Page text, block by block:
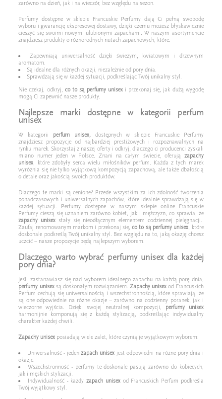
zarówno na dzień, jak i na wieczór, bez względu na sezon.
Perfumy dostępne w sklepie Francuskie Perfumy dają Ci pełną swobodę
wyboru i gwarancję ekspresowej dostawy, dzięki czemu możesz błyskawicznie
cieszyć się swoimi nowymi ulubionymi zapachami. W naszym asortymencie
znajdziesz produkty o różnorodnych nutach zapachowych, które:
Zapewniają uniwersalność dzięki świeżym, kwiatowym i drzewnym
aromatom.
Są idealne dla różnych okazji, niezależnie od pory dnia.
Sprawdzają się w każdej sytuacji, podkreślając Twój unikalny styl.
Nie czekaj, odkryj, co to są perfumy unisex i przekonaj się, jak dużą wygodę
mogą Ci zapewnić nasze produkty.
Najlepsze marki dostępne w kategorii perfum
unisex
W kategorii perfum unisex, dostępnych w sklepie Francuskie Perfumy
znajdziesz propozycje od najbardziej prestiżowych i rozpoznawalnych na
rynku marek. Skorzystaj z naszej oferty i odkryj, dlaczego ci producenci zyskali
miano numer jeden w Polsce. Znani na całym świecie, oferują zapachy
unisex , które zdobyły serca wielu miłośników perfum. Każda z tych marek
wyróżnia się nie tylko wyjątkową kompozycją zapachową, ale także dbałością
o detale oraz jakością swoich produktów.
Dlaczego te marki są cenione? Przede wszystkim za ich zdolność tworzenia
ponadczasowych i uniwersalnych zapachów, które idealnie sprawdzają się w
każdej sytuacji. Perfumy dostępne w naszym sklepie online Francuskie
Perfumy cieszą się uznaniem zarówno kobiet, jak i mężczyzn, co sprawia, że
zapachy unisex stały się nieodłącznym elementem codziennej pielęgnacji.
Zaufaj renomowanym markom i przekonaj się,co to są perfumy unisex , które
doskonale podkreślą Twój unikalny styl. Bez względu na to, jaką okazję chcesz
uczcić – nasze propozycje będą najlepszym wyborem.
Dlaczego warto wybrać perfumy unisex dla każdej
pory dnia?
Jeśli zastanawiasz się nad wyborem idealnego zapachu na każdą porę dnia,
perfumy unisexsą doskonałym rozwiązaniem.Zapachy unisex od Francuskich
Perfum cechują się uniwersalnością i wszechstronnością, które sprawiają, że
są one odpowiednie na różne okazje – zarówno na codzienny poranek, jak i
wieczorne wyjścia. Dzięki swojej neutralnej kompozycji, perfumy unisex
harmonijnie komponują się z każdą stylizacją, podkreślając indywidualny
charakter każdej chwili.
Zapachy unisex posiadają wiele zalet, które czynią je wyjątkowym wyborem:
Uniwersalność - jedenzapach unisexjest odpowiedni na różne pory dnia i
okazje.
Wszechstronność - perfumy te doskonale pasują zarówno do kobiecych,
jak i męskich stylizacji.
Indywidualność - każdyzapach unisexod Francuskich Perfum podkreśla
Twój wyjątkowy styl.